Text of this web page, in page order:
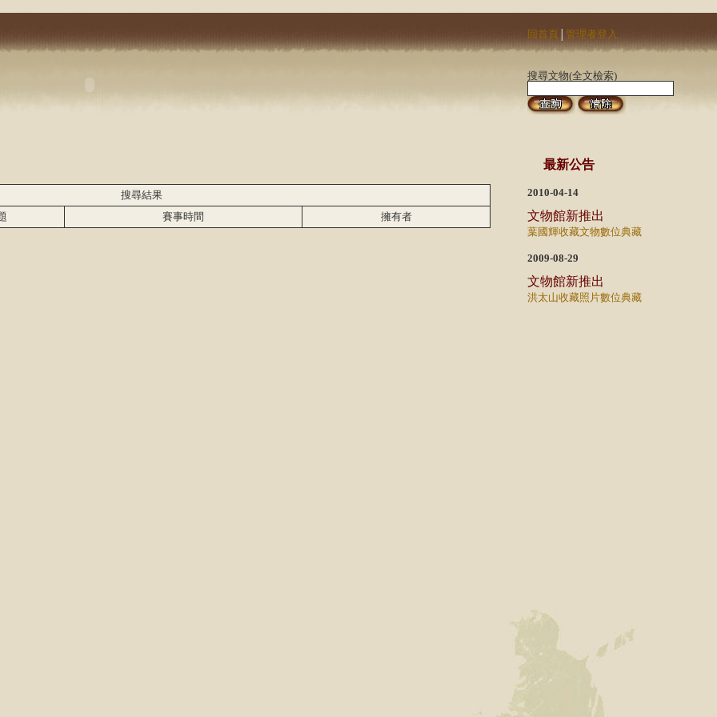
回首頁 管理者登入
搜尋文物(全文檢索)
搜尋結果
賽事時間 擁有者
最新公告
2010-04-14
文物館新推出
葉國輝收藏文物數位典藏
2009-08-29
文物館新推出
洪太山收藏照片數位典藏